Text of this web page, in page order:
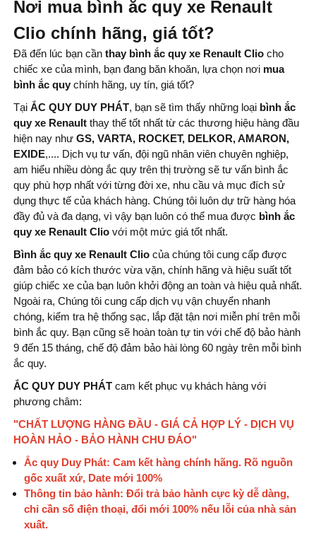
Nơi mua bình ắc quy xe Renault
Clio chính hãng, giá tốt?
Đã đến lúc bạn cần thay bình ắc quy xe Renault Clio cho
chiếc xe của mình, bạn đang băn khoăn, lựa chọn nơi mua
bình ắc quy chính hãng, uy tín, giá tốt?
Tại ẮC QUY DUY PHÁT, bạn sẽ tìm thấy những loại bình ắc
quy xe Renault thay thế tốt nhất từ ​​các thương hiệu hàng đầu
hiện nay như GS, VARTA, ROCKET, DELKOR, AMARON,
EXIDE,.... Dịch vụ tư vấn, đội ngũ nhân viên chuyên nghiệp,
am hiểu nhiều dòng ắc quy trên thị trường sẽ tư vấn bình ắc
quy phù hợp nhất với từng đời xe, nhu cầu và mục đích sử
dụng thực tế của khách hàng. Chúng tôi luôn dự trữ hàng hóa
đầy đủ và đa dạng, vì vậy bạn luôn có thể mua được bình ắc
quy xe Renault Clio với một mức giá tốt nhất.
Bình ắc quy xe Renault Clio của chúng tôi cung cấp được
đảm bảo có kích thước vừa vặn, chính hãng và hiệu suất tốt
giúp chiếc xe của bạn luôn khởi động an toàn và hiệu quả nhất.
Ngoài ra, Chúng tôi cung cấp dịch vụ vận chuyển nhanh
chóng, kiểm tra hệ thống sạc, lắp đặt tận nơi miễn phí trên mỗi
bình ắc quy. Bạn cũng sẽ hoàn toàn tự tin với chế độ bảo hành
9 đến 15 tháng, chế độ đảm bảo hài lòng 60 ngày trên mỗi bình
ắc quy.
ẮC QUY DUY PHÁT cam kết phục vụ khách hàng với
phương châm:
"CHẤT LƯỢNG HÀNG ĐẦU - GIÁ CẢ HỢP LÝ - DỊCH VỤ
HOÀN HẢO - BẢO HÀNH CHU ĐÁO"
Ắc quy Duy Phát: Cam kết hàng chính hãng. Rõ nguồn
gốc xuất xứ, Date mới 100%
Thông tin bảo hành: Đổi trả bảo hành cực kỳ dễ dàng,
chỉ cần số điện thoại, đổi mới 100% nếu lỗi của nhà sản
xuất.